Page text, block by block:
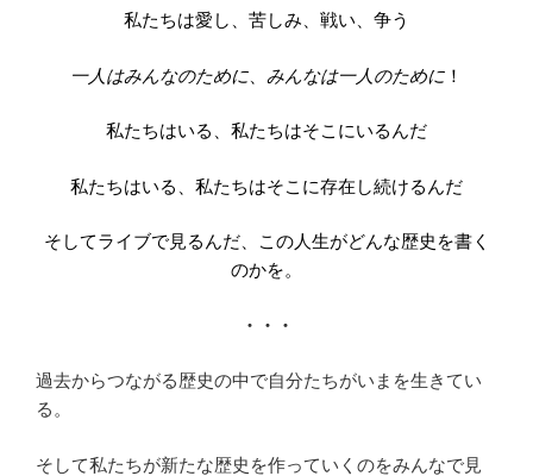
私たちは愛し、苦しみ、戦い、争う
一人はみんなのために みんなは一人のために ！
私たちはいる、私たちはそこにいるんだ
私たちはいる、私たちはそこに存在し続けるんだ
そしてライブで見るんだ、この人生がどんな歴史を書く
のかを。
・・・
過去からつながる歴史の中で自分たちがいまを生きてい
る。
そして私たちが新たな歴史を作っていくのをみんなで見